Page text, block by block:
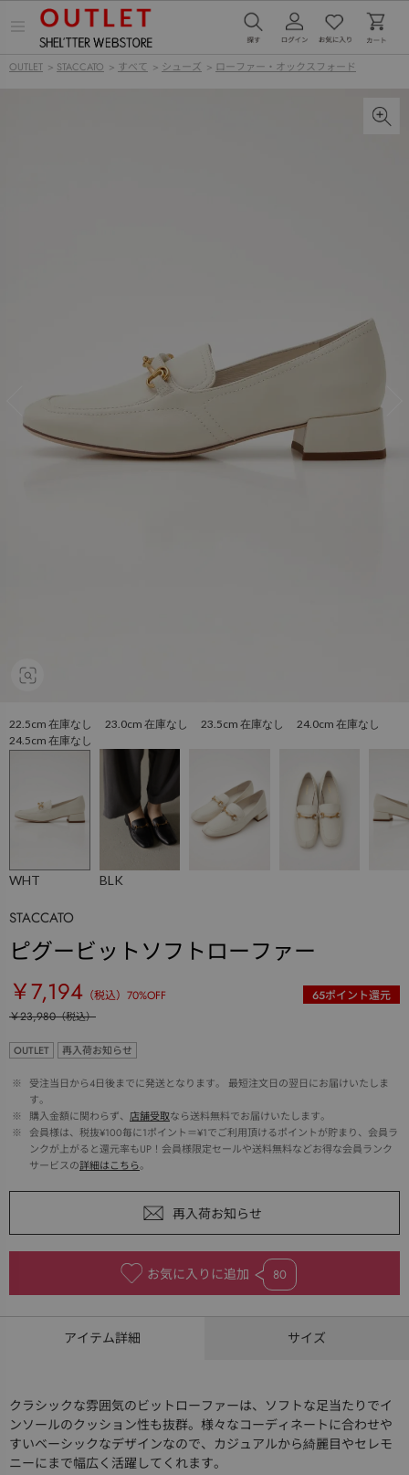
ー
OUTLET > STACCATO > すべて > シューズ > ローファー・オックスフォード
22.5cm 在庫なし 23.0cm 在庫なし 23.5cm 在庫なし 24.0cm 在庫なし
24.5cm 在庫なし
WHT BLK
STACCATO
ピグービットソフトローファー
￥7,194 （税込） 70%OFF 65ポイント還元
￥23,980（税込）
OUTLET 再入荷お知らせ
※
受注当日から4日後までに発送となります。 最短注文日の翌日にお届けいたしま
す。
※
購入金額に関わらず、 店舗受取なら送料無料でお届けいたします。
※
会員様は、税抜¥100毎に1ポイント＝¥1でご利用頂けるポイントが貯まり、会員ラ
ンクが上がると還元率もUP！会員様限定セールや送料無料などお得な会員ランク
サービスの詳細はこちら。
お気に入りに追加 80
アイテム詳細 サイズ
クラシックな雰囲気のビットローファーは、ソフトな足当たりでイ
ンソールのクッション性も抜群。様々なコーディネートに合わせや
すいベーシックなデザインなので、カジュアルから綺麗目やセレモ
ニーにまで幅広く活躍してくれます。